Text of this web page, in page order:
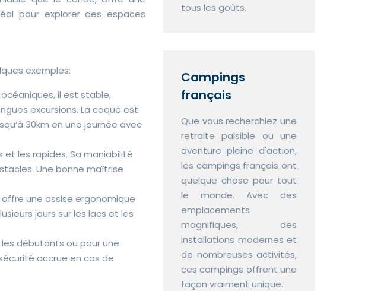
pour explorer des espaces
exemples:
il est stable,
excursions. La coque est
30km en une journée avec
et les rapides. Sa maniabilité
Une bonne maîtrise
une assise ergonomique
jours sur les lacs et les
débutants ou pour une
accrue en cas de
tous les goûts.
Campings
français
Que vous recherchiez une
retraite paisible ou une
aventure pleine d'action,
les campings français ont
quelque chose pour tout
le monde. Avec des
emplacements
magnifiques, des
installations modernes et
de nombreuses activités,
ces campings offrent une
façon vraiment unique.